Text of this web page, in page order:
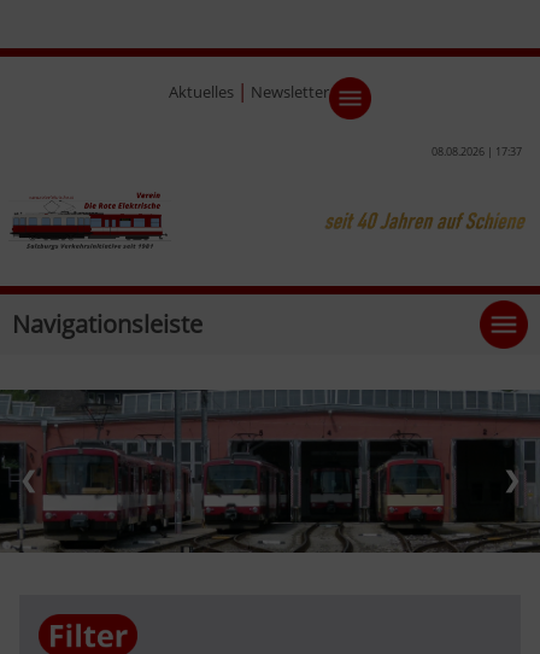
Aktuelles | Newsletter
08.08.2026 | 17:37
Navigationsleiste
❮ ❯